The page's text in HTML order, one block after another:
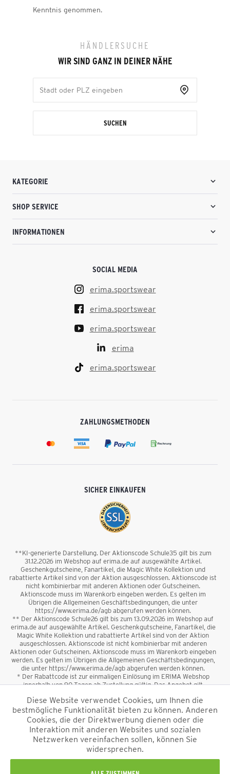
Kenntnis genommen.
HÄNDLERSUCHE
WIR SIND GANZ IN DEINER NÄHE
SUCHEN
KATEGORIE
SHOP SERVICE
INFORMATIONEN
SOCIAL MEDIA
erima.sportswear
erima.sportswear
erima.sportswear
erima
erima.sportswear
ZAHLUNGSMETHODEN
SICHER EINKAUFEN
**KI-generierte Darstellung. Der Aktionscode Schule35 gilt bis zum
31.12.2026 im Webshop auf erima.de auf ausgewählte Artikel.
Geschenkgutscheine, Fanartikel, die Magic White Kollektion und
rabattierte Artikel sind von der Aktion ausgeschlossen. Aktionscode ist
nicht kombinierbar mit anderen Aktionen oder Gutscheinen.
Aktionscode muss im Warenkorb eingeben werden. Es gelten im
Übrigen die Allgemeinen Geschäftsbedingungen, die unter
https://www.erima.de/agb abgerufen werden können.
** Der Aktionscode Schule26 gilt bis zum 13.09.2026 im Webshop auf
erima.de auf ausgewählte Artikel. Geschenkgutscheine, Fanartikel, die
Magic White Kollektion und rabattierte Artikel sind von der Aktion
ausgeschlossen. Aktionscode ist nicht kombinierbar mit anderen
Aktionen oder Gutscheinen. Aktionscode muss im Warenkorb eingeben
werden. Es gelten im Übrigen die Allgemeinen Geschäftsbedingungen,
die unter https://www.erima.de/agb abgerufen werden können.
* Der Rabattcode ist zur einmaligen Einlösung im ERIMA Webshop
innerhalb von 90 Tagen ab Zustellung gültig. Das Angebot gilt
sowie Geschenkgutscheine sind vom Rabatt ausgeschlossen. Der
Rabattcode ist nicht mit anderen Aktionen oder Gutscheinen
kombinierbar. Der Mindestbestellwert beträgt 50 €
*Alle Preise verstehen sich inkl. Mehrwertsteuer und zzgl.
und ggf. Nachnahmegebühren, wenn nicht anders
beschrieben.
Diese Website verwendet Cookies, um Ihnen die
bestmögliche Funktionalität bieten zu können. Anderen
Cookies, die der Direktwerbung dienen oder die
Interaktion mit anderen Websites und sozialen
Netzwerken vereinfachen sollen, können Sie
widersprechen.